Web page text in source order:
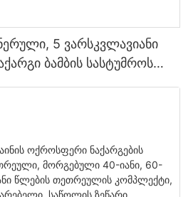
5 ვარსკვლავიანი
ბამბის სასტუმროს